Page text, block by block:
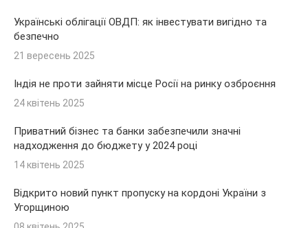
Українські облігації ОВДП: як інвестувати вигідно та
безпечно
21 вересень 2025
Індія не проти зайняти місце Росії на ринку озброєння
24 квітень 2025
Приватний бізнес та банки забезпечили значні
надходження до бюджету у 2024 році
14 квітень 2025
Відкрито новий пункт пропуску на кордоні України з
Угорщиною